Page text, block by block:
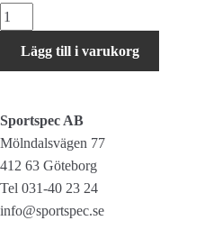
Motorex
fettspruta
mängdLägg till i varukorg
Sportspec AB
Mölndalsvägen 77
412 63 Göteborg
Tel 031-40 23 24
info@sportspec.se